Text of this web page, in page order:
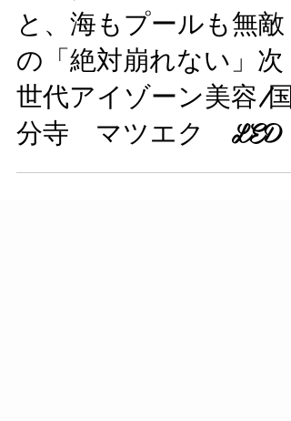
【2026年最新】安易な
夏前ダイエットの罠
と、海もプールも無敵
の「絶対崩れない」次
世代アイゾーン美容/国